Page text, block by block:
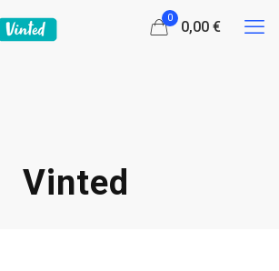
0
0,00 €
Vinted